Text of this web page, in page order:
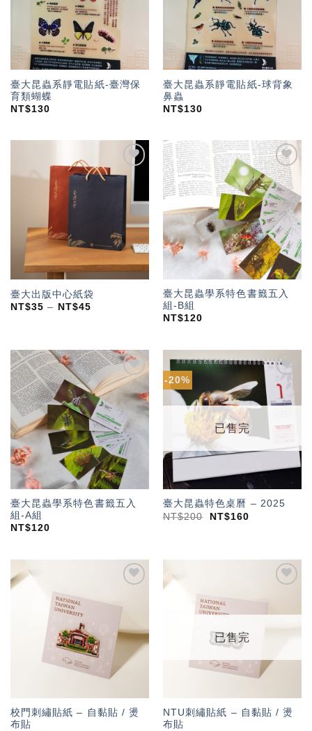
臺大昆蟲系靜電貼紙-臺灣保
育類蝴蝶
NT$130
臺大昆蟲系靜電貼紙-球背象
鼻蟲
NT$130
加入
「願
望輕
單」
臺大出版中心紙袋
NT$35 – NT$45
加入
「願
望輕
單」
臺大昆蟲學系特色書籤五入
組-B組
NT$120
加入
「願
望輕
單」
臺大昆蟲學系特色書籤五入
組-A組
NT$120
-20%
加入
「願
望輕
已售完
臺大昆蟲特色桌曆 – 2025
NT$200 NT$160
校門刺繡貼紙 – 自黏貼 / 燙
布貼
望輕
已售完
NTU刺繡貼紙 – 自黏貼 / 燙
布貼